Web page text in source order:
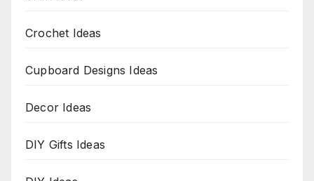
Crochet Ideas
Cupboard Designs Ideas
Decor Ideas
DIY Gifts Ideas